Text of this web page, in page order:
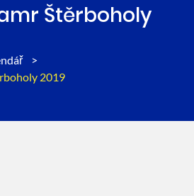
Štěrboholy
>
2019